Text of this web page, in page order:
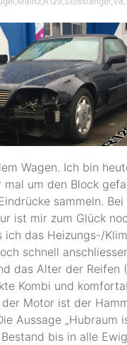
Wagen. Ich bin
mal um den Block
sammeln.
ist mir zum Glück
ich das Heizungs-/
schnell
das Alter der Reifen
Kombi und
Motor ist der
Aussage „Hubraum
bis in alle